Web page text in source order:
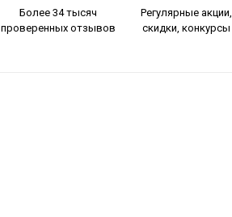
Более 34 тысяч
проверенных отзывов
Регулярные акции,
скидки, конкурсы